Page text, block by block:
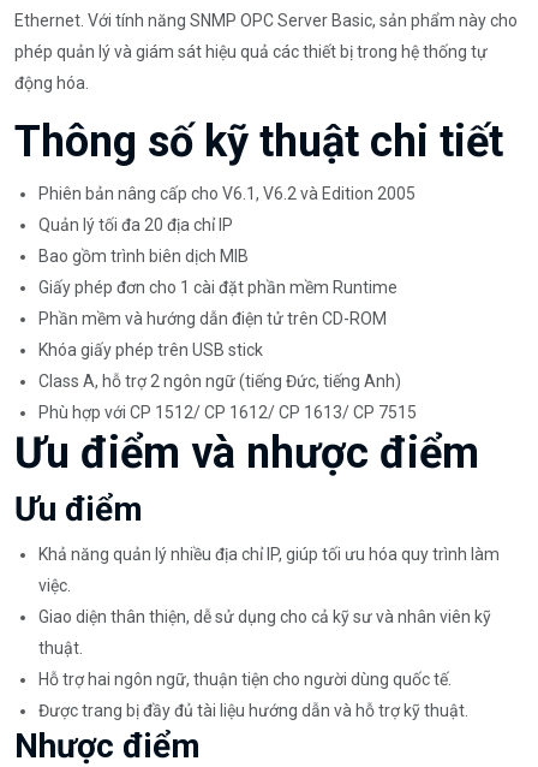
Ethernet. Với tính năng SNMP OPC Server Basic, sản phẩm này cho
phép quản lý và giám sát hiệu quả các thiết bị trong hệ thống tự
động hóa.
Thông số kỹ thuật chi tiết
Phiên bản nâng cấp cho V6.1, V6.2 và Edition 2005
Quản lý tối đa 20 địa chỉ IP
Bao gồm trình biên dịch MIB
Giấy phép đơn cho 1 cài đặt phần mềm Runtime
Phần mềm và hướng dẫn điện tử trên CD-ROM
Khóa giấy phép trên USB stick
Class A, hỗ trợ 2 ngôn ngữ (tiếng Đức, tiếng Anh)
Phù hợp với CP 1512/ CP 1612/ CP 1613/ CP 7515
Ưu điểm và nhược điểm
Ưu điểm
Khả năng quản lý nhiều địa chỉ IP, giúp tối ưu hóa quy trình làm
việc.
Giao diện thân thiện, dễ sử dụng cho cả kỹ sư và nhân viên kỹ
thuật.
Hỗ trợ hai ngôn ngữ, thuận tiện cho người dùng quốc tế.
Được trang bị đầy đủ tài liệu hướng dẫn và hỗ trợ kỹ thuật.
Nhược điểm